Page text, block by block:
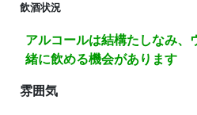
飲酒状況
アルコールは結構たしなみ、
緒に飲める機会があります
雰囲気